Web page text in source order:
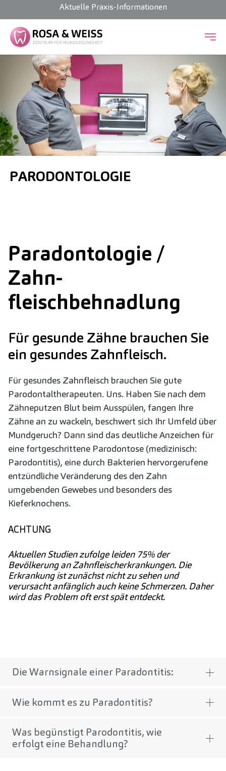
Zum Hauptinhalt springen
Aktuelle Praxis-Informationen
PARODONTOLOGIE
Paradontologie /
Zahn­
fleischbehnadlung
Für gesunde Zähne brauchen Sie
ein gesundes Zahnfleisch.
Für gesundes Zahnfleisch brauchen Sie gute
Parodontaltherapeuten. Uns. Haben Sie nach dem
Zähneputzen Blut beim Ausspülen, fangen Ihre
Zähne an zu wackeln, beschwert sich Ihr Umfeld über
Mundgeruch? Dann sind das deutliche Anzeichen für
eine fortgeschrittene Parodontose (medizinisch:
Parodontitis), eine durch Bakterien hervorgerufene
entzündliche Veränderung des den Zahn
umgebenden Gewebes und besonders des
Kieferknochens.
ACHTUNG
Aktuellen Studien zufolge leiden 75% der
Bevölkerung an Zahnfleischerkrankungen. Die
Erkrankung ist zunächst nicht zu sehen und
verursacht anfänglich auch keine Schmerzen. Daher
wird das Problem oft erst spät entdeckt.
Die Warnsignale einer Paradontitis:
Wie kommt es zu Paradontitis?
Was begünstigt Parodontitis, wie
erfolgt eine Behandlung?